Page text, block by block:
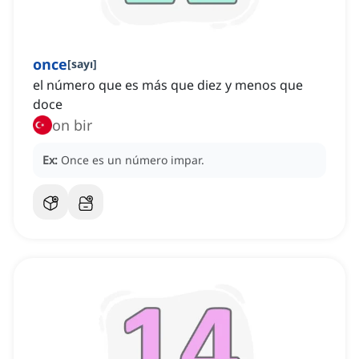
once[sayı]
el número que es más que diez y menos que
doce
on bir
Ex: Once es un número impar.